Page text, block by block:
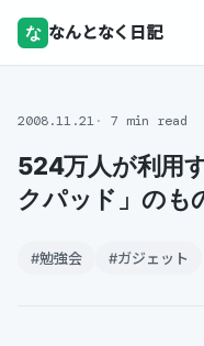
な なんとなく日記
2008.11.21 7 min read
524万人が利用
クパッド」のも
#勉強会 #ガジェット